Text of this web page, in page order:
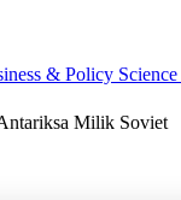
& Policy Science
Milik Soviet